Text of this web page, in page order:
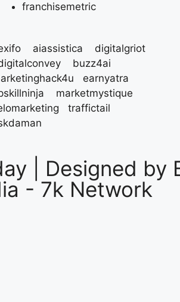
franchisemetric
aiassistica
digitalgriot
buzz4ai
earnyatra
marketmystique
traffictail
| Designed by
-7k Network